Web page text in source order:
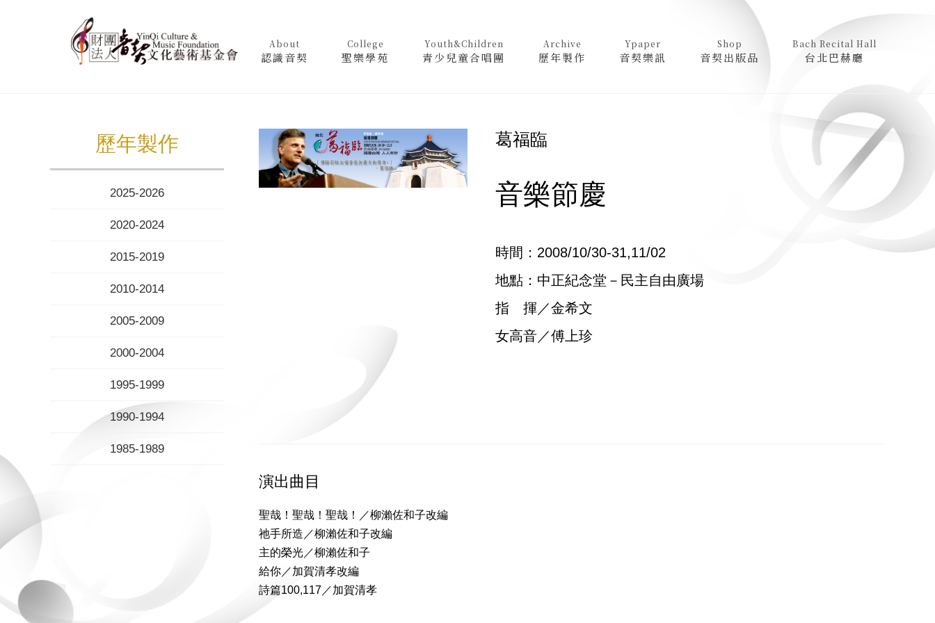
About
認識音契
College
聖樂學苑
Youth&Children
青少兒童合唱團
Archive
歷年製作
Ypaper
音契樂訊
Shop
音契出版品
Bach Recital Hall
台北巴赫廳
歷年製作
2025-2026
2020-2024
2015-2019
2010-2014
2005-2009
2000-2004
1995-1999
1990-1994
1985-1989
葛福臨
音樂節慶
時間：2008/10/30-31,11/02
地點：中正紀念堂－民主自由廣場
指 揮／金希文
女高音／傅上珍
演出曲目
聖哉！聖哉！聖哉！／柳瀨佐和子改編
祂手所造／柳瀨佐和子改編
主的榮光／柳瀨佐和子
給你／加賀清孝改編
詩篇100,117／加賀清孝